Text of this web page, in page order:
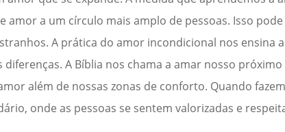
amor a um círculo mais amplo de pessoas. Isso
A prática do amor incondicional nos ensina
A Bíblia nos chama a amar nosso
além de nossas zonas de conforto. Quando
onde as pessoas se sentem valorizadas e